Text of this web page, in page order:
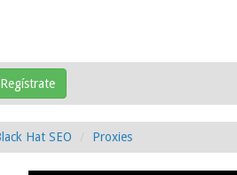
Regístrate
Hat SEO Proxies